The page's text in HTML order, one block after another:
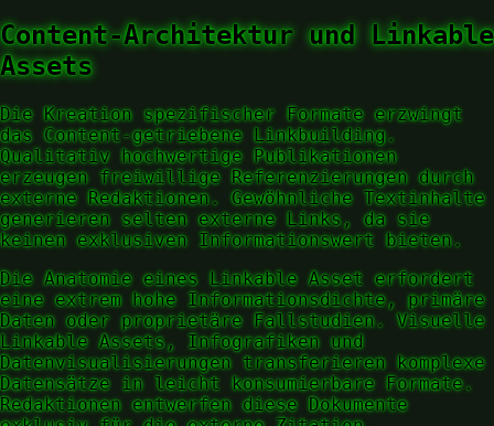
Content-Architektur und Linkable
Assets
Die Kreation spezifischer Formate erzwingt
das Content-getriebene Linkbuilding.
Qualitativ hochwertige Publikationen
erzeugen freiwillige Referenzierungen durch
externe Redaktionen. Gewöhnliche Textinhalte
generieren selten externe Links, da sie
keinen exklusiven Informationswert bieten.
Die Anatomie eines Linkable Asset erfordert
eine extrem hohe Informationsdichte, primäre
Daten oder proprietäre Fallstudien. Visuelle
Linkable Assets, Infografiken und
Datenvisualisierungen transferieren komplexe
Datensätze in leicht konsumierbare Formate.
Redaktionen entwerfen diese Dokumente